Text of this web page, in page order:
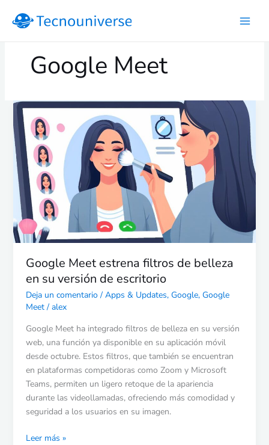
Google Meet
Google Meet estrena filtros de belleza
en su versión de escritorio
Deja un comentario / Apps & Updates, Google, Google
Meet/ alex
Google Meet ha integrado filtros de belleza en su versión
web, una función ya disponible en su aplicación móvil
desde octubre. Estos filtros, que también se encuentran
en plataformas competidoras como Zoom y Microsoft
Teams, permiten un ligero retoque de la apariencia
durante las videollamadas, ofreciendo más comodidad y
seguridad a los usuarios en su imagen.
Google
Meet
estrena
filtros
de
belleza
en
su
versión
de
escritorio
Leer más »